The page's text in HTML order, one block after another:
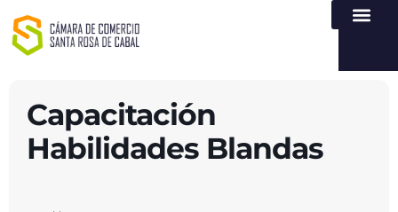
Capacitación
Habilidades Blandas